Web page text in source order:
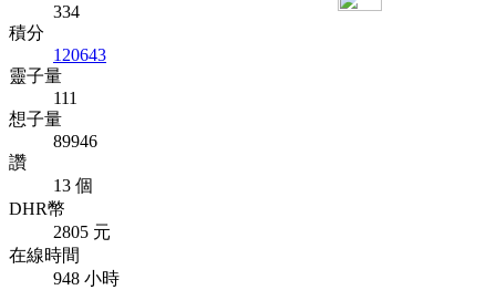
334
積分
120643
靈子量
111
想子量
89946
讚
13 個
DHR幣
2805 元
在線時間
948 小時